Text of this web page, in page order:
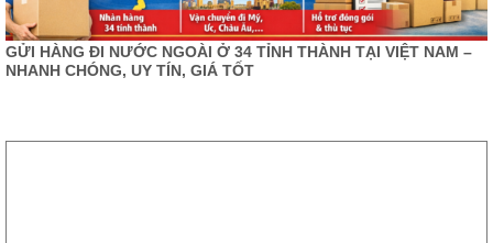
GỬI HÀNG ĐI NƯỚC NGOÀI Ở 34 TỈNH THÀNH TẠI VIỆT NAM –
NHANH CHÓNG, UY TÍN, GIÁ TỐT